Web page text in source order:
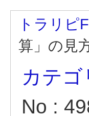
トラリピ
算」の見
カテゴ
No :